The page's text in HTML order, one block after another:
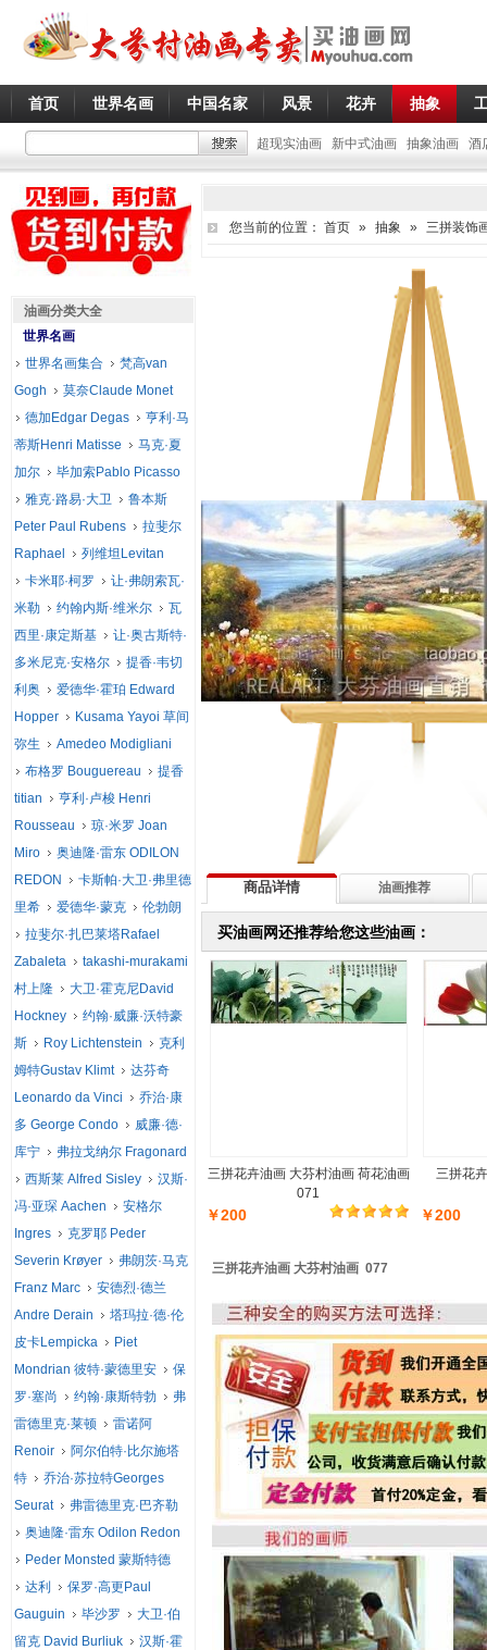
首页 世界名画 中国名家 风景 花卉 抽象
超现实油画 新中式油画 抽象油画 酒
您当前的位置： 首页 » 抽象 » 三拼装饰
商品详情 油画推荐
买油画网还推荐给您这些油画：
三拼花卉油画 大芬村油画 荷花油画
071
￥200
三拼花
￥200
三拼花卉油画 大芬村油画 077
油画分类大全
世界名画
世界名画集合
梵高van
Gogh
莫奈Claude Monet
德加Edgar Degas
亨利·马
蒂斯Henri Matisse
马克·夏
加尔
毕加索Pablo Picasso
雅克·路易·大卫
鲁本斯
Peter Paul Rubens
拉斐尔
Raphael
列维坦Levitan
卡米耶·柯罗
让·弗朗索瓦·
米勒
约翰内斯·维米尔
瓦
西里·康定斯基
让·奥古斯特·
多米尼克·安格尔
提香·韦切
利奥
爱德华·霍珀 Edward
Hopper
Kusama Yayoi 草间
弥生
Amedeo Modigliani
布格罗 Bouguereau
提香
titian
亨利·卢梭 Henri
Rousseau
琼·米罗 Joan
Miro
奥迪隆·雷东 ODILON
REDON
卡斯帕·大卫·弗里德
里希
爱德华·蒙克
伦勃朗
拉斐尔·扎巴莱塔Rafael
Zabaleta
takashi-murakami
村上隆
大卫·霍克尼David
Hockney
约翰·威廉·沃特豪
斯
Roy Lichtenstein
克利
姆特Gustav Klimt
达芬奇
Leonardo da Vinci
乔治·康
多 George Condo
威廉·德·
库宁
弗拉戈纳尔 Fragonard
西斯莱 Alfred Sisley
汉斯·
冯·亚琛 Aachen
安格尔
Ingres
克罗耶 Peder
Severin Krøyer
弗朗茨·马克
Franz Marc
安德烈·德兰
Andre Derain
塔玛拉·德·伦
皮卡Lempicka
Piet
Mondrian 彼特·蒙德里安
保
罗·塞尚
约翰·康斯特勃
弗
雷德里克·莱顿
雷诺阿
Renoir
阿尔伯特·比尔施塔
特
乔治·苏拉特Georges
Seurat
弗雷德里克·巴齐勒
奥迪隆·雷东 Odilon Redon
Peder Monsted 蒙斯特德
达利
保罗·高更Paul
Gauguin
毕沙罗
大卫·伯
留克 David Burliuk
汉斯·霍